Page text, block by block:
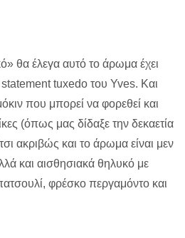
θα έλεγα αυτό το άρωμα έχει
tuxedo του Yves. Kαι
που μπορεί να φορεθεί και
(όπως μας δίδαξε την δεκαετία
ακριβώς και το άρωμα είναι μεν
και αισθησιακά θηλυκό με
φρέσκο περγαμόντο και